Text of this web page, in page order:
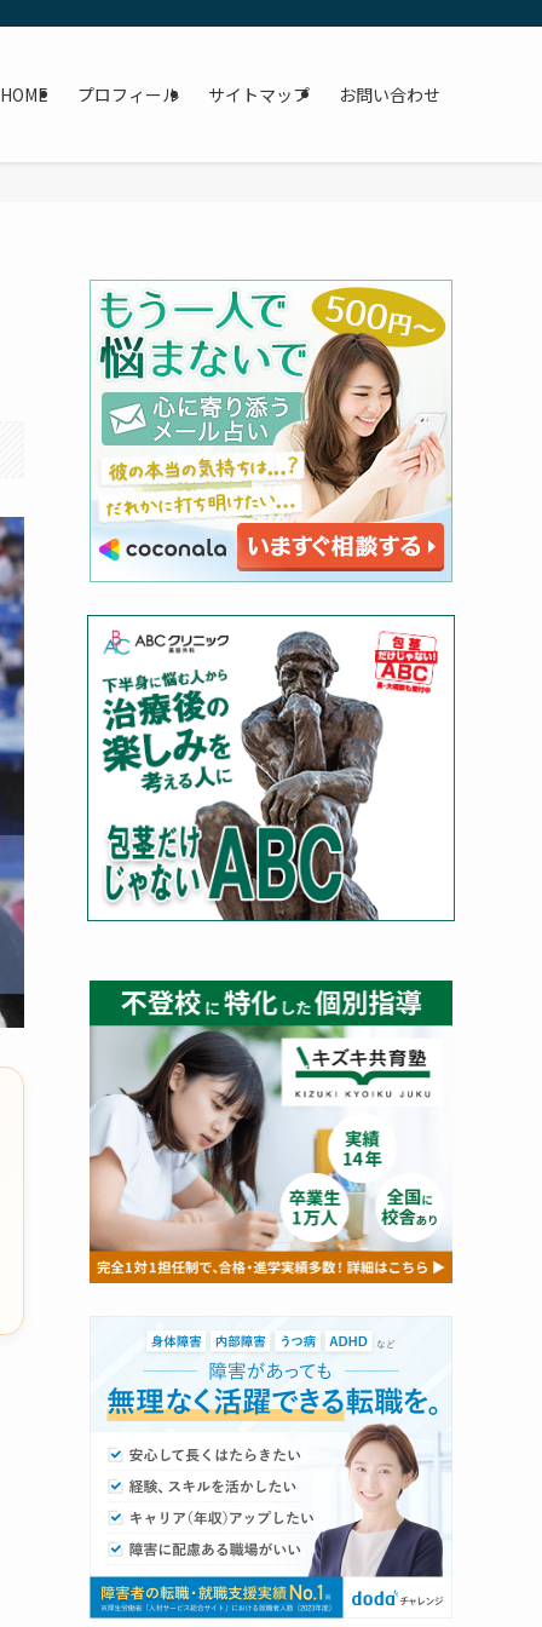
HOME プロフィール サイトマップ お問い合わせ